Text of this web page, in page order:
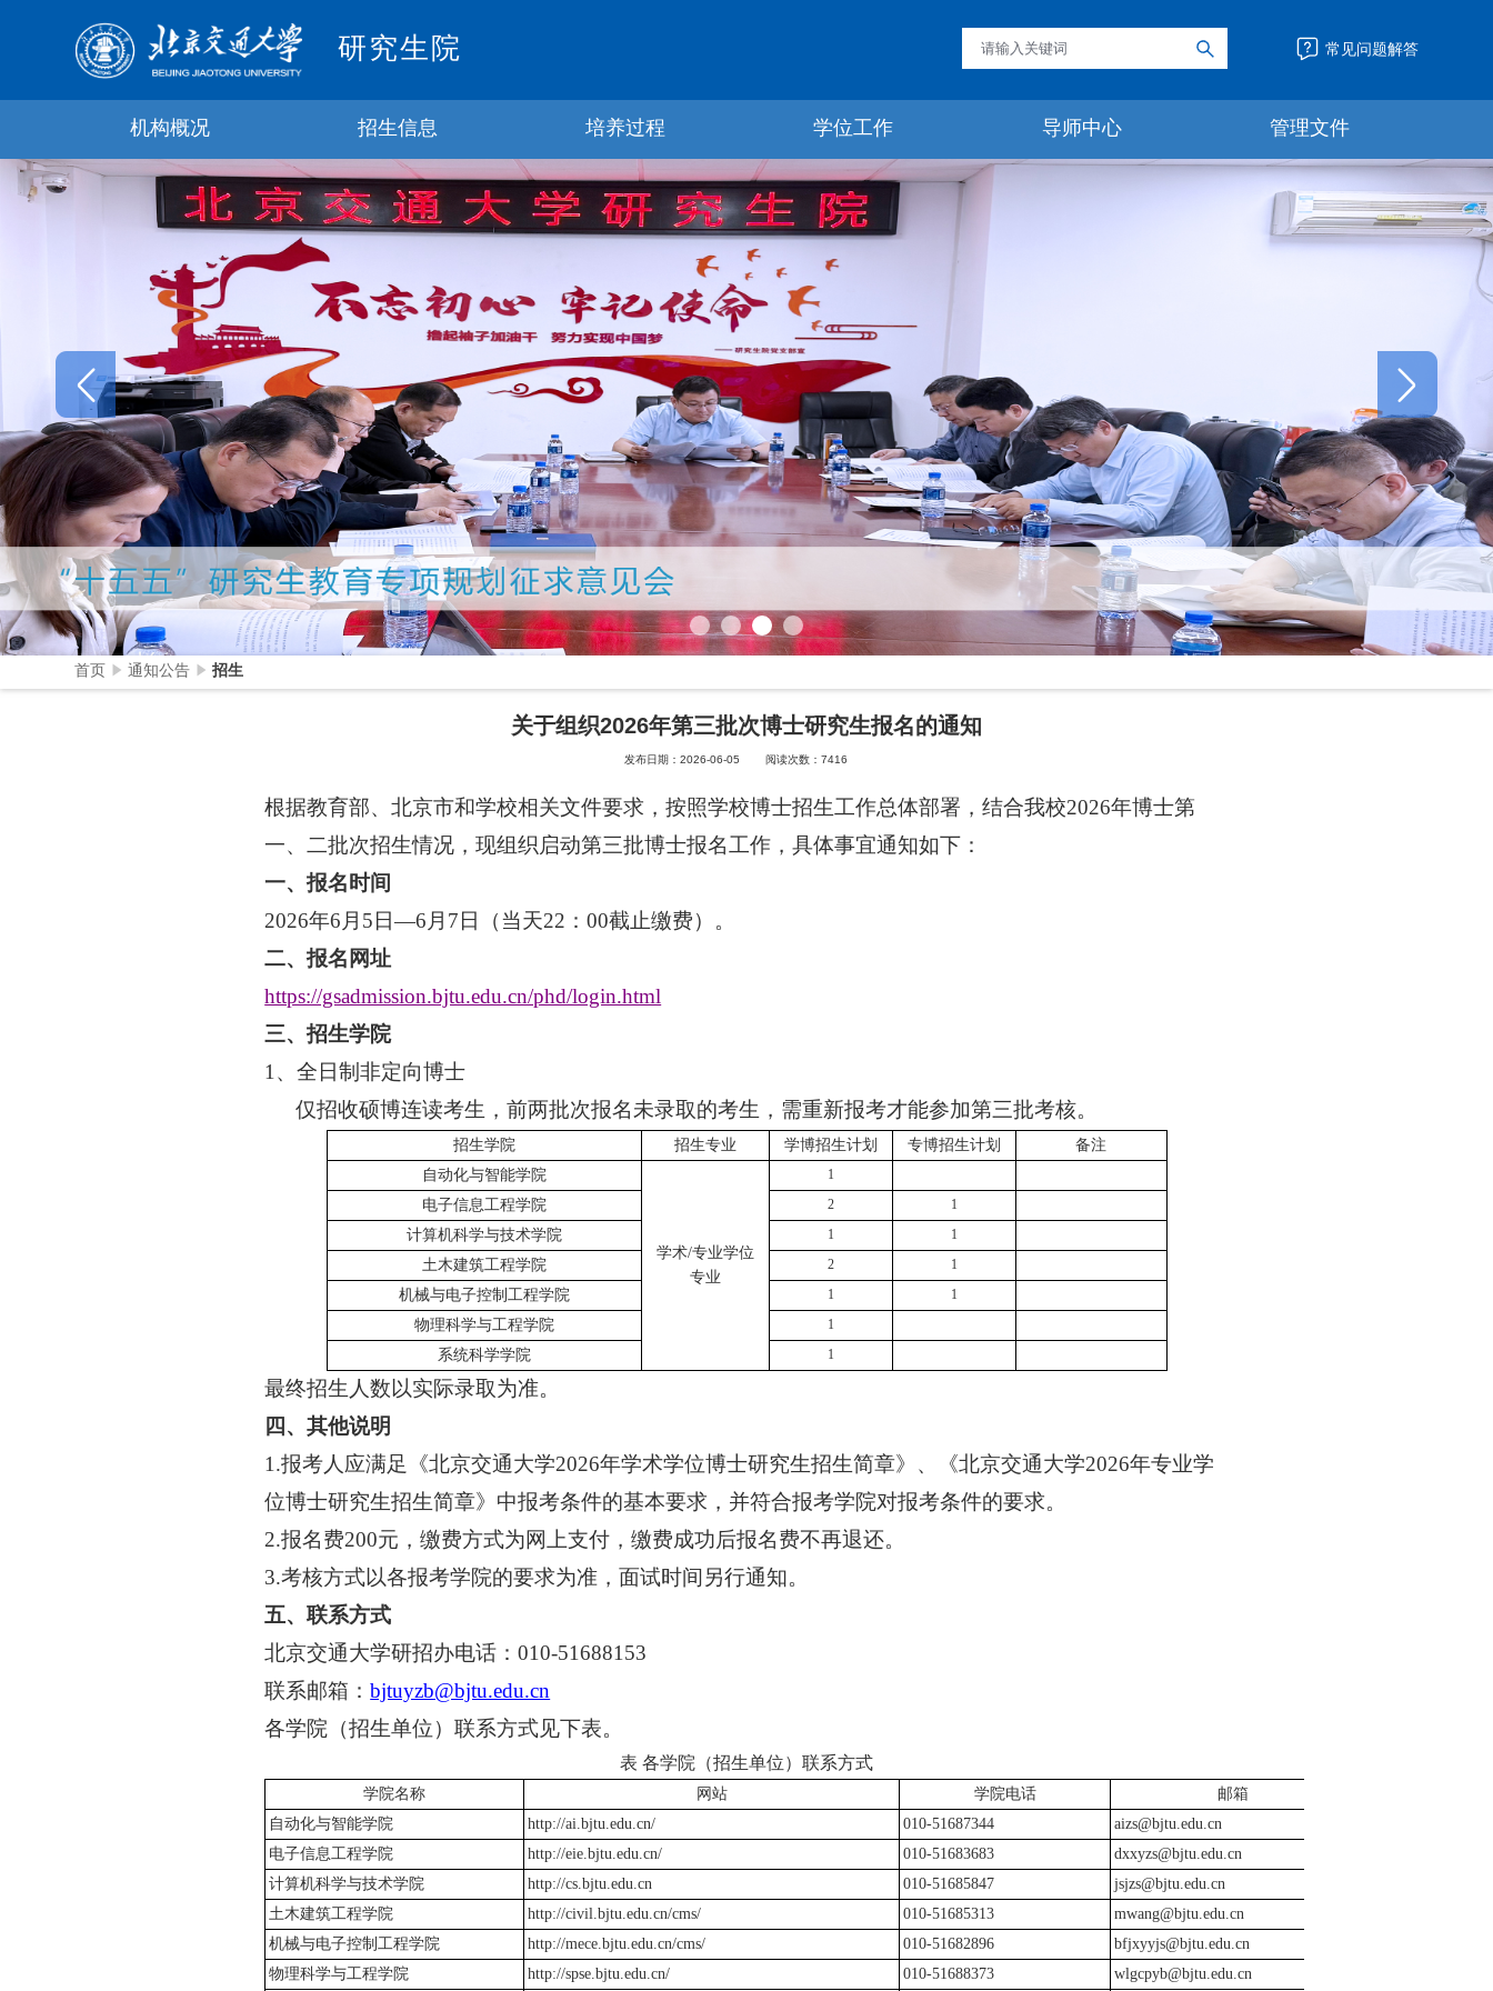
研究生院 常见问题解答
机构概况 招生信息 培养过程 学位工作 导师中心 管理文件
首页 通知公告 招生
关于组织2026年第三批次博士研究生报名的通知
发布日期：2026-06-05 阅读次数： 7416
根据教育部、北京市和学校相关文件要求，按照学校博士招生工作总体部署，结合我校2026年博士第
一、二批次招生情况，现组织启动第三批博士报名工作，具体事宜通知如下：
一、报名时间
2026年6 月 5 日—6 月 7 日（当天22 ：00截止缴费） 。
二、报名网址
https://gsadmission.bjtu.edu.cn/phd/login.html
三、招生学院
1 、全日制非定向博士
仅招收硕博连读考生，前两批次报名未录取的考生，需重新报考才能参加第三批考核。
招生学院 招生专业 学博招生计划 专博招生计划
备注
自动化与智能学院
学术/专业学位
专业
1
电子信息工程学院 2 1
计算机科学与技术学院 1 1
土木建筑工程学院 2 1
机械与电子控制工程学院 1 1
物理科学与工程学院 1
系统科学学院 1
最终招生人数以实际录取为准。
四、其他说明
1.报考人应满足《北京交通大学2026年学术学位博士研究生招生简章》、《北京交通大学2026年专业学
位博士研究生招生简章》中报考条件的基本要求，并符合报考学院对报考条件的要求。
2.报名费200元，缴费方式为网上支付，缴费成功后报名费不再退还。
3.考核方式以各报考学院的要求为准，面试时间另行通知。
五、联系方式
北京交通大学研招办电话：010-51688153
联系邮箱：bjtuyzb@bjtu.edu.cn
各学院（招生单位）联系方式见下表。
表 各学院（招生单位）联系方式
学院名称 网站 学院电话
邮箱
自动化与智能学院
http://ai.bjtu.edu.cn/ 010-51687344
aizs@bjtu.edu.cn
电子信息工程学院
http://eie.bjtu.edu.cn/ 010-51683683
dxxyzs@bjtu.edu.cn
计算机科学与技术学院
http://cs.bjtu.edu.cn 010-51685847
jsjzs@bjtu.edu.cn
土木建筑工程学院
http://civil.bjtu.edu.cn/cms/ 010-51685313
mwang@bjtu.edu.cn
机械与电子控制工程学院
http://mece.bjtu.edu.cn/cms/ 010-51682896
bfjxyyjs@bjtu.edu.cn
物理科学与工程学院
http://spse.bjtu.edu.cn/ 010-51688373 wlgcpyb@bjtu.edu.cn